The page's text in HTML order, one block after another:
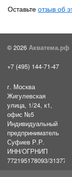
Оставьте отзыв об
© 2026 Акватема.рф
+7 (495) 144-71-47
г. Москва
Жигулевская
улица, 1/24, к1,
офис №5
Индивидуальный
предприниматель
Суфиев Р.Р.
ИНН/ОГРНИП
772195178093/